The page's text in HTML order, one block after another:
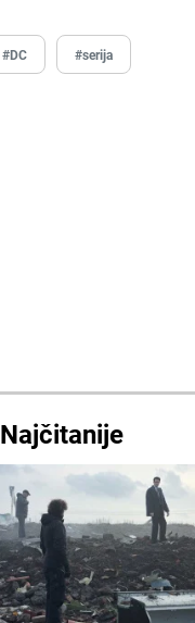
#DC #serija
Najčitanije